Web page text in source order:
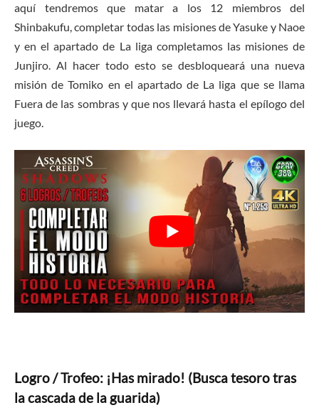
aquí tendremos que matar a los 12 miembros del
Shinbakufu, completar todas las misiones de Yasuke y Naoe
y en el apartado de La liga completamos las misiones de
Junjiro. Al hacer todo esto se desbloqueará una nueva
misión de Tomiko en el apartado de La liga que se llama
Fuera de las sombras y que nos llevará hasta el epílogo del
juego.
Logro / Trofeo: ¡Has mirado! (Busca tesoro tras
la cascada de la guarida)